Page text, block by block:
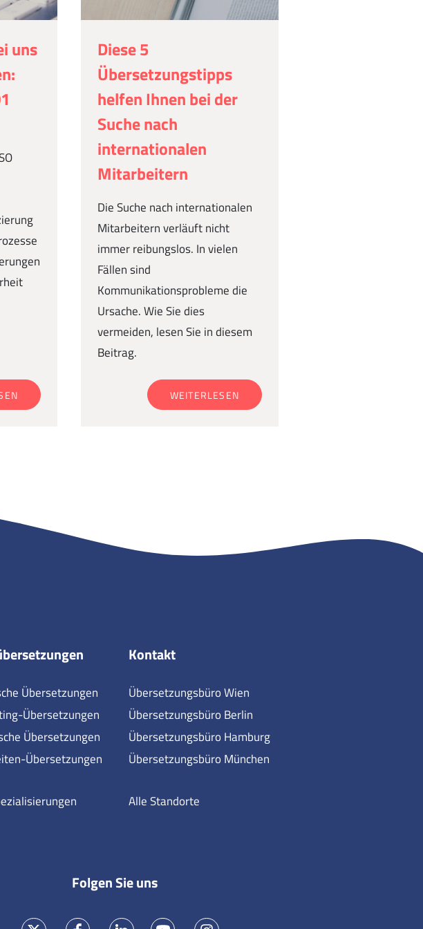
uns
Diese 5
Übersetzungstipps
helfen Ihnen bei der
Suche nach
internationalen
Mitarbeitern
Die Suche nach internationalen
Mitarbeitern verläuft nicht
immer reibungslos. In vielen
Fällen sind
Kommunikationsprobleme die
Ursache. Wie Sie dies
vermeiden, lesen Sie in diesem
Beitrag.
WEITERLESEN
Übersetzungen
Übersetzungen
Übersetzungen
Übersetzungen
Kontakt
Übersetzungsbüro Wien
Übersetzungsbüro Berlin
Übersetzungsbüro Hamburg
Übersetzungsbüro München
Alle Standorte
Folgen Sie uns